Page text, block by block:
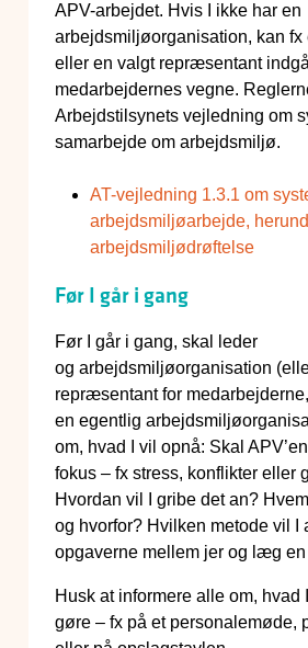
APV-arbejdet. Hvis I ikke har en
arbejdsmiljøorganisation, kan fx
eller en valgt repræsentant
medarbejdernes vegne.
Arbejdstilsynets vejledning om
samarbejde om arbejdsmiljø.
AT-vejledning 1.3.1 om
arbejdsmiljøarbejde,
arbejdsmiljødrøftelse
Før I går i gang
Før I går i gang, skal leder
og arbejdsmiljøorganisation
repræsentant for
en egentlig
om, hvad I vil opnå: Skal
fokus – fx stress, konflikter eller
Hvordan vil I gribe det an?
og hvorfor? Hvilken metode vil I
opgaverne mellem jer og læg
Husk at informere alle om,
gøre – fx på et personalemøde,